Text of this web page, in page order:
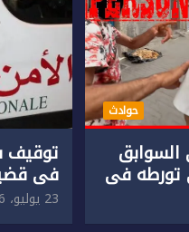
حوادث
تورطه في
جسدي
في
23 يوليو، 2026